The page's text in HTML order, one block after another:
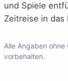
und Spiele
Zeitreise in das
Alle Angaben
vorbehalten.